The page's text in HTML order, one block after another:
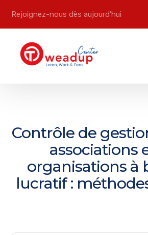
Rejoignez-nous dès aujourd’hui
Contrôle de
associations
organisations à
lucratif :